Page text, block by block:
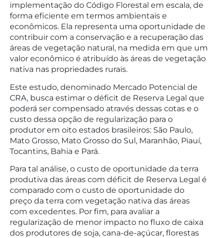
implementação do Código Florestal em escala, de
forma eficiente em termos ambientais e
econômicos. Ela representa uma oportunidade de
contribuir com a conservação e a recuperação das
áreas de vegetação natural, na medida em que um
valor econômico é atribuído às áreas de vegetação
nativa nas propriedades rurais.
Este estudo, denominado Mercado Potencial de
CRA, busca estimar o déficit de Reserva Legal que
poderá ser compensado através dessas cotas e o
custo dessa opção de regularização para o
produtor em oito estados brasileiros: São Paulo,
Mato Grosso, Mato Grosso do Sul, Maranhão, Piauí,
Tocantins, Bahia e Pará.
Para tal análise, o custo de oportunidade da terra
produtiva das áreas com déficit de Reserva Legal é
comparado com o custo de oportunidade do
preço da terra com vegetação nativa das áreas
com excedentes. Por fim, para avaliar a
regularização de menor impacto no fluxo de caixa
dos produtores de soja, cana-de-açúcar, florestas